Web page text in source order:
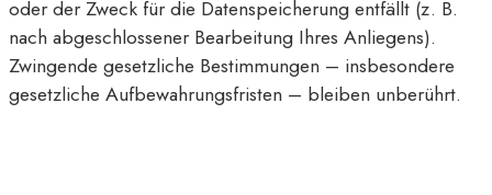
oder der Zweck für die Datenspeicherung entfällt (z. B.
nach abgeschlossener Bearbeitung Ihres Anliegens).
Zwingende gesetzliche Bestimmungen – insbesondere
gesetzliche Aufbewahrungsfristen – bleiben unberührt.